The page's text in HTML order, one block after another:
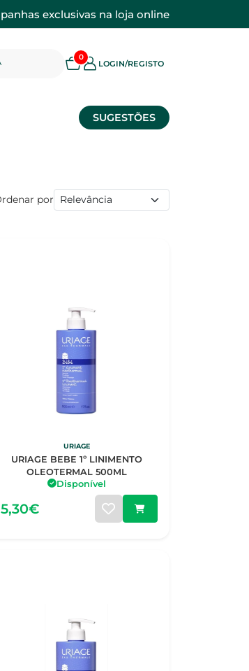
exclusivas na loja online
0
LOGIN/REGISTO
SUGESTÕES
por
URIAGE
URIAGE BEBE 1º LINIMENTO
OLEOTERMAL 500ML
Disponível